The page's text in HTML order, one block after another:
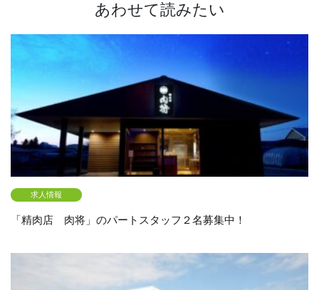
あわせて読みたい
求人情報
「精肉店 肉将」のパートスタッフ２名募集中！